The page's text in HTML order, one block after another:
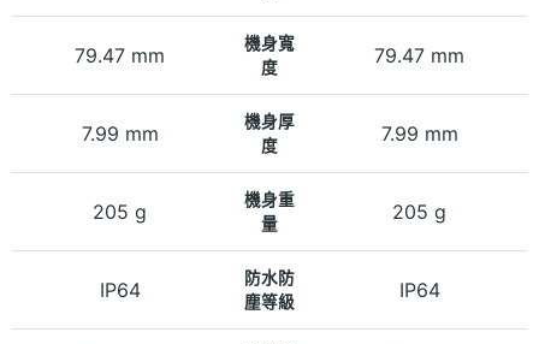
79.47 mm
機身寬
度
79.47 mm
7.99 mm
機身厚
度
7.99 mm
205 g
機身重
量
205 g
IP64
防水防
塵等級
IP64